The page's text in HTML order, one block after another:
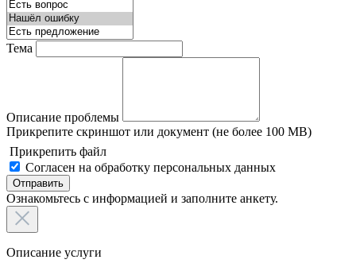
Тема
Описание проблемы
Прикрепите скриншот или документ (не более 100 MB)
Прикрепить файл
Согласен на обработку персональных данных
Отправить
Ознакомьтесь с информацией и заполните анкету.
Описание услуги